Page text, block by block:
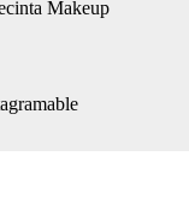
Makeup